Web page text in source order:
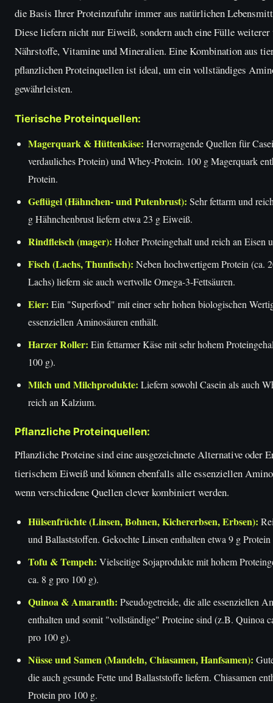
die Basis Ihrer Proteinzufuhr immer aus natürlichen
Diese liefern nicht nur Eiweiß, sondern auch eine Fülle
Nährstoffe, Vitamine und Mineralien. Eine Kombination aus
pflanzlichen Proteinquellen ist ideal, um ein vollständiges
gewährleisten.
Tierische Proteinquellen:
Magerquark & Hüttenkäse: Hervorragende Quellen für
verdauliches Protein) und Whey-Protein. 100 g Magerquark
Protein.
Geflügel (Hähnchen- und Putenbrust): Sehr fettarm und
g Hähnchenbrust liefern etwa 23 g Eiweiß.
Rindfleisch (mager): Hoher Proteingehalt und reich an Eisen
Fisch (Lachs, Thunfisch): Neben hochwertigem Protein (ca.
Lachs) liefern sie auch wertvolle Omega-3-Fettsäuren.
Eier: Ein "Superfood" mit einer sehr hohen biologischen
essenziellen Aminosäuren enthält.
Harzer Roller: Ein fettarmer Käse mit sehr hohem
100 g).
Milch und Milchprodukte: Liefern sowohl Casein als auch
reich an Kalzium.
Pflanzliche Proteinquellen:
Pflanzliche Proteine sind eine ausgezeichnete Alternative oder
tierischem Eiweiß und können ebenfalls alle essenziellen
wenn verschiedene Quellen clever kombiniert werden.
Hülsenfrüchte (Linsen, Bohnen, Kichererbsen, Erbsen):
und Ballaststoffen. Gekochte Linsen enthalten etwa 9 g
Tofu & Tempeh: Vielseitige Sojaprodukte mit hohem
ca. 8 g pro 100 g).
Quinoa & Amaranth: Pseudogetreide, die alle essenziellen
enthalten und somit "vollständige" Proteine sind (z.B. Quinoa
pro 100 g).
Nüsse und Samen (Mandeln, Chiasamen, Hanfsamen):
die auch gesunde Fette und Ballaststoffe liefern. Chiasamen
Protein pro 100 g.